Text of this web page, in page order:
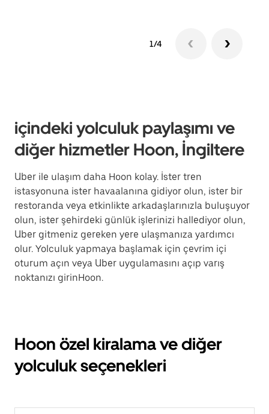
1/4
içindeki yolculuk paylaşımı ve
diğer hizmetler Hoon, İngiltere
Uber ile ulaşım daha Hoon kolay. İster tren
istasyonuna ister havaalanına gidiyor olun, ister bir
restoranda veya etkinlikte arkadaşlarınızla buluşuyor
olun, ister şehirdeki günlük işlerinizi hallediyor olun,
Uber gitmeniz gereken yere ulaşmanıza yardımcı
olur. Yolculuk yapmaya başlamak için çevrim içi
oturum açın veya Uber uygulamasını açıp varış
noktanızı girinHoon.
Hoon özel kiralama ve diğer
yolculuk seçenekleri